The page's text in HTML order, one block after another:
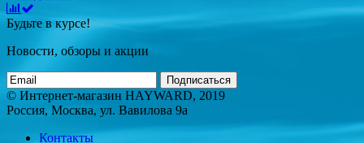
Будьте в курсе!
Новости, обзоры и акции
Подписаться
© Интернет-магазин HAYWARD, 2019
Россия, Москва, ул. Вавилова 9а
Контакты